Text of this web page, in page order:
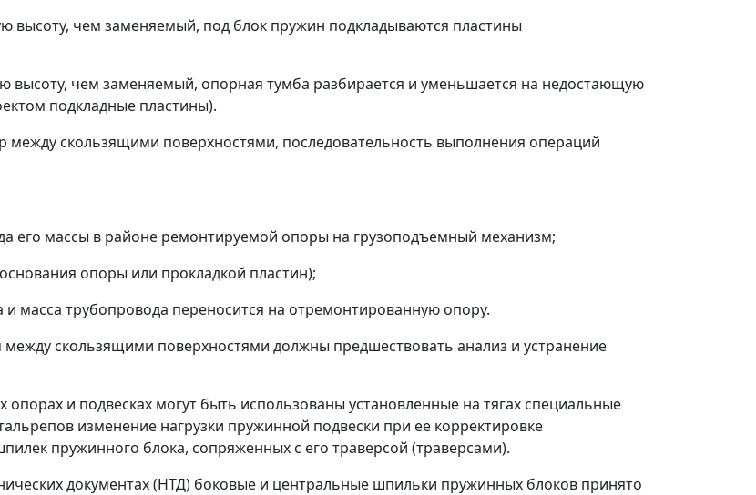
чем заменяемый, под блок пружин подкладываются пластины
чем заменяемый, опорная тумба разбирается и уменьшается на недостающую
подкладные пластины).
скользящими поверхностями, последовательность выполнения операций
его массы в районе ремонтируемой опоры на грузоподъемный механизм;
опоры или прокладкой пластин);
масса трубопровода переносится на отремонтированную опору.
скользящими поверхностями должны предшествовать анализ и устранение
и подвесках могут быть использованы установленные на тягах специальные
изменение нагрузки пружинной подвески при ее корректировке
пружинного блока, сопряженных с его траверсой (траверсами).
документах (НТД) боковые и центральные шпильки пружинных блоков принято